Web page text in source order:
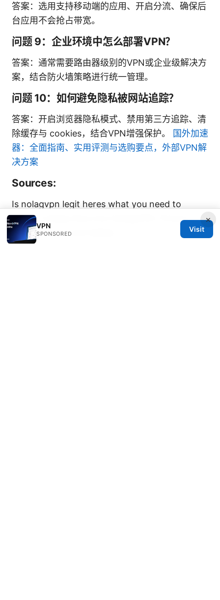
答案：选用支持移动端的应用、开启分流、确保后
台应用不会抢占带宽。
问题 9：企业环境中怎么部署VPN？
答案：通常需要路由器级别的VPN或企业级解决方
案，结合防火墙策略进行统一管理。
问题 10：如何避免隐私被网站追踪？
答案：开启浏览器隐私模式、禁用第三方追踪、清
除缓存与 cookies，结合VPN增强保护。
国外加速
器：全面指南、实用评测与选购要点，外部VPN解
决方案
Sources:
Is nolagvpn legit heres what you need to
know: A Deep Dive Into NolagVPN, Privacy,
Performance, and Safety
×
VPN
SPONSORED
Visit